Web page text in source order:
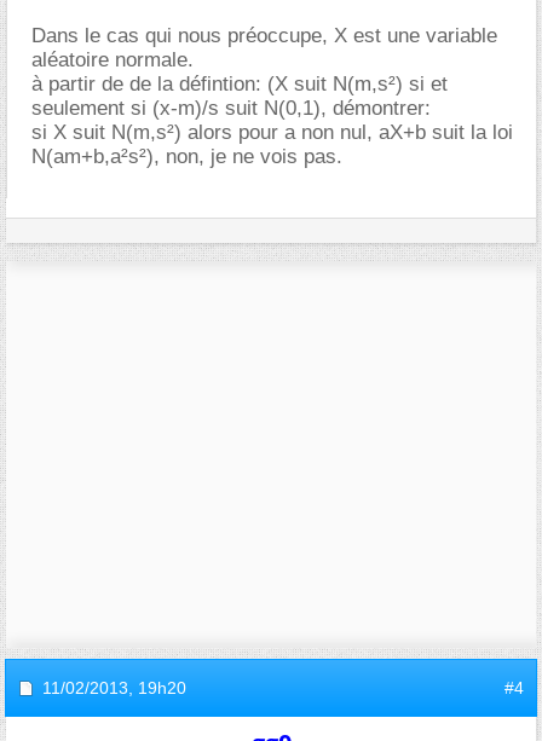
Dans le cas qui nous préoccupe, X est une variable
aléatoire normale.
à partir de de la défintion: (X suit N(m,s²) si et
seulement si (x-m)/s suit N(0,1), démontrer:
si X suit N(m,s²) alors pour a non nul, aX+b suit la loi
N(am+b,a²s²), non, je ne vois pas.
11/02/2013, 19h20 #4